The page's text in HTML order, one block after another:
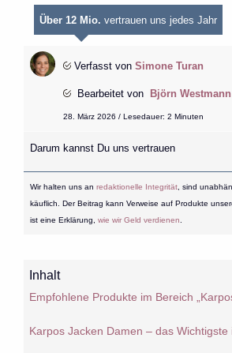
Über 12 Mio. vertrauen uns jedes Jahr
Verfasst von Simone Turan
Bearbeitet von Björn Westmann
28. März 2026 / Lesedauer: 2 Minuten
Darum kannst Du uns vertrauen
Wir halten uns an redaktionelle Integrität, sind
käuflich. Der Beitrag kann Verweise auf Produkte
ist eine Erklärung, wie wir Geld verdienen
Inhalt
Empfohlene Produkte im Bereich
Karpos Jacken Damen – das Wichtigste